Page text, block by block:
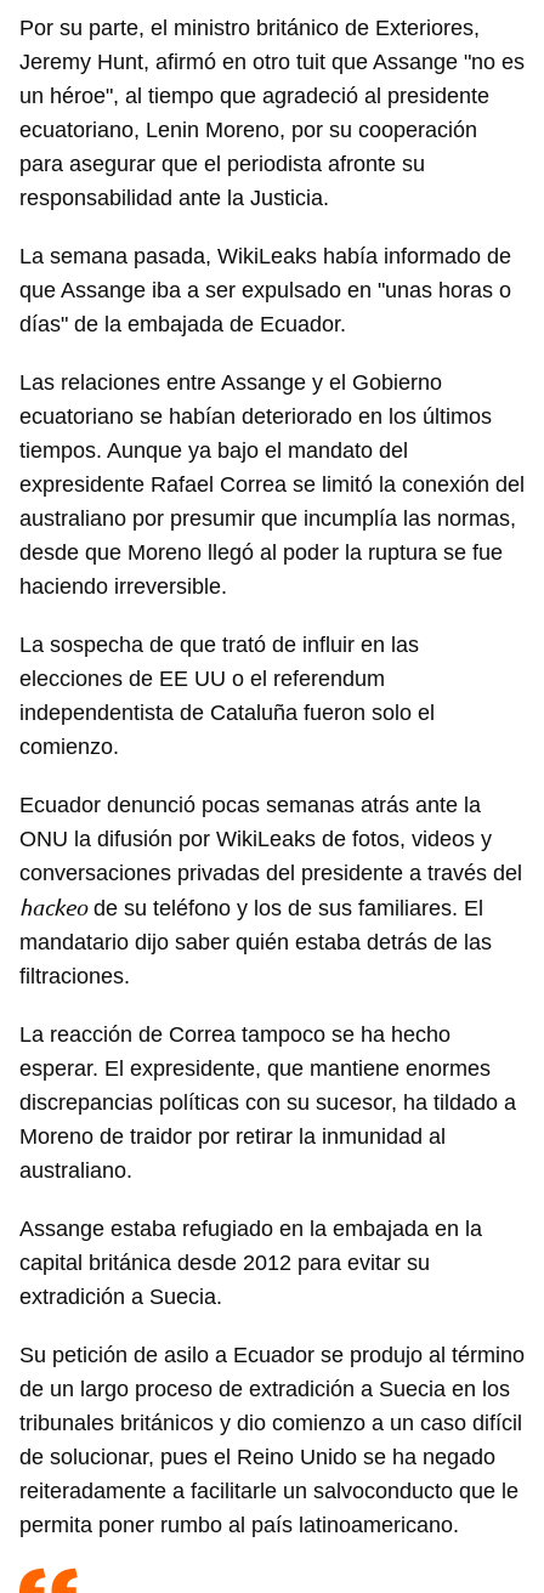
Guardar como favorito
Para poder guardar como favorito, primero has de
iniciar sesión con tu cuenta de 14ymedio.
Por su parte, el ministro británico de Exteriores,
Jeremy Hunt, afirmó en otro tuit que Assange "no es
un héroe", al tiempo que agradeció al presidente
ecuatoriano, Lenin Moreno, por su cooperación
para asegurar que el periodista afronte su
responsabilidad ante la Justicia.
La semana pasada, WikiLeaks había informado de
que Assange iba a ser expulsado en "unas horas o
días" de la embajada de Ecuador.
Las relaciones entre Assange y el Gobierno
ecuatoriano se habían deteriorado en los últimos
tiempos. Aunque ya bajo el mandato del
expresidente Rafael Correa se limitó la conexión del
australiano por presumir que incumplía las normas,
desde que Moreno llegó al poder la ruptura se fue
haciendo irreversible.
La sospecha de que trató de influir en las
elecciones de EE UU o el referendum
independentista de Cataluña fueron solo el
comienzo.
Ecuador denunció pocas semanas atrás ante la
ONU la difusión por WikiLeaks de fotos, videos y
conversaciones privadas del presidente a través del
hackeode su teléfono y los de sus familiares. El
mandatario dijo saber quién estaba detrás de las
filtraciones.
La reacción de Correa tampoco se ha hecho
esperar. El expresidente, que mantiene enormes
discrepancias políticas con su sucesor, ha tildado a
Moreno de traidor por retirar la inmunidad al
australiano.
Assange estaba refugiado en la embajada en la
capital británica desde 2012 para evitar su
extradición a Suecia.
Su petición de asilo a Ecuador se produjo al término
de un largo proceso de extradición a Suecia en los
tribunales británicos y dio comienzo a un caso difícil
de solucionar, pues el Reino Unido se ha negado
reiteradamente a facilitarle un salvoconducto que le
permita poner rumbo al país latinoamericano.